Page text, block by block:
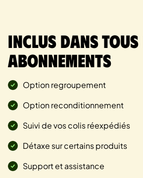
Inclus dans tous
abonnements
Option regroupement
Option reconditionnement
Suivi de vos colis réexpédiés
Détaxe sur certains produits
Support et assistance